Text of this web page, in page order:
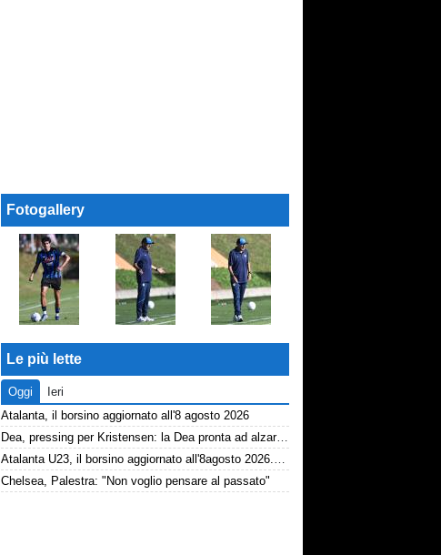
Fotogallery
Le più lette
Oggi
Ieri
Atalanta, il borsino aggiornato all'8 agosto 2026
Dea, pressing per Kristensen: la Dea pronta ad alzare l'offerta all'Udinese
Atalanta U23, il borsino aggiornato all'8agosto 2026. Cantiere aperto per Beati
Chelsea, Palestra: "Non voglio pensare al passato"